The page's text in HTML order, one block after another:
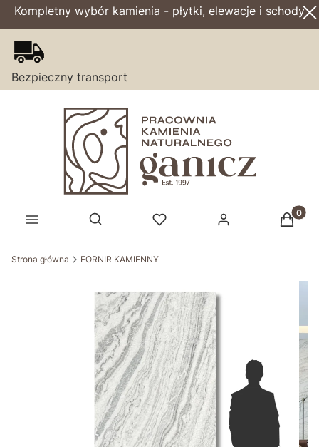
Kompletny wybór kamienia - płytki, elewacje i schody
Bezpieczny transport
Otwórz wyszukiwarkę
Strona główna FORNIR KAMIENNY